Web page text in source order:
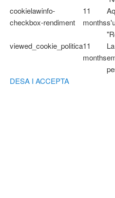
cookielawinfo-
checkbox-rendiment
11
months
viewed_cookie_politica11
months
DESA I ACCEPTA